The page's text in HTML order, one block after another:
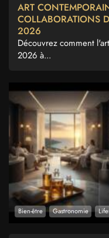
ART
COLLABORATIONS
2026
Découvrez comment
2026 à...
Bien-être Gastronomie